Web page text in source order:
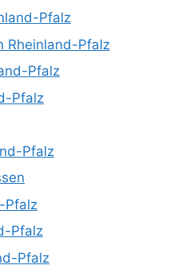
Pfalz
Rheinland-Pfalz
Pfalz
Pfalz
Pfalz
Pfalz
Pfalz
Pfalz